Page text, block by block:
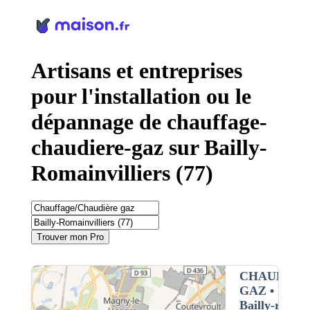
Artisans et entreprises
pour l'installation ou le
dépannage de chauffage-
chaudiere-gaz sur Bailly-
Romainvilliers (77)
Trouver mon Pro
GAZ •
Bailly-